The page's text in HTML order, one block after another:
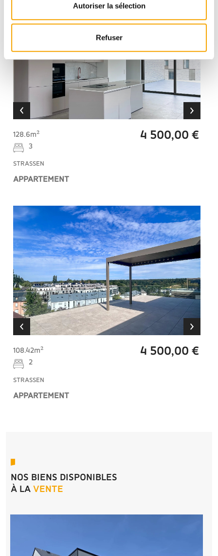
Autoriser la sélection
Refuser
128.6m²
3
4 500,00 €
STRASSEN
APPARTEMENT
108.42m²
2
4 500,00 €
STRASSEN
APPARTEMENT
NOS BIENS DISPONIBLES
À LA VENTE